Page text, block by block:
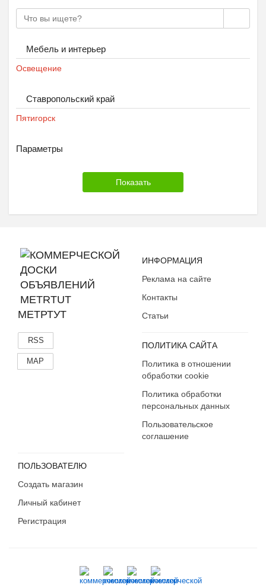
Мебель и интерьер
Освещение
Ставропольский край
Пятигорск
Параметры
МЕТРТУТ
RSS
MAP
ИНФОРМАЦИЯ
Реклама на сайте
Контакты
Статьи
ПОЛИТИКА САЙТА
Политика в отношении
обработки cookie
Политика обработки
персональных данных
Пользовательское
соглашение
ПОЛЬЗОВАТЕЛЮ
Создать магазин
Личный кабинет
Регистрация